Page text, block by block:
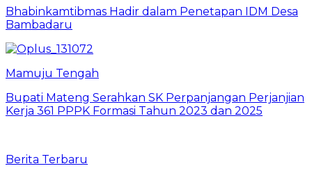
Bhabinkamtibmas Hadir dalam Penetapan IDM Desa
Bambadaru
Mamuju Tengah
Bupati Mateng Serahkan SK Perpanjangan Perjanjian
Kerja 361 PPPK Formasi Tahun 2023 dan 2025
Berita Terbaru